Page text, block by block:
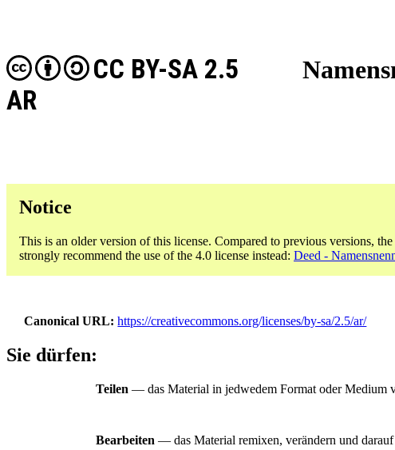
CC BY-SA 2.5
AR
Notice
This is an older version of this license. Compared to previous versions,
strongly recommend the use of the 4.0 license instead: Deed -
Canonical URL https://creativecommons.org/licenses/by-sa/2.5/ar/
Sie dürfen:
Teilen — das Material in jedwedem Format oder Medium
Bearbeiten — das Material remixen, verändern und